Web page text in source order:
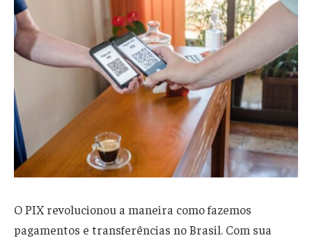
O PIX revolucionou a maneira como fazemos
pagamentos e transferências no Brasil. Com sua